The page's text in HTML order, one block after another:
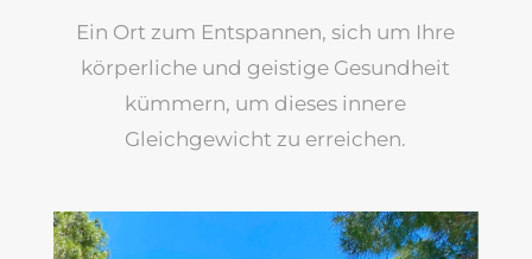
Ein Ort zum Entspannen, sich um Ihre
körperliche und geistige Gesundheit
kümmern, um dieses innere
Gleichgewicht zu erreichen.